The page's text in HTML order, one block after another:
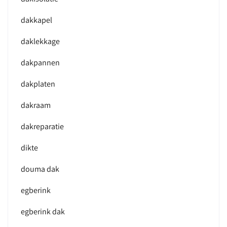
dakkapel
daklekkage
dakpannen
dakplaten
dakraam
dakreparatie
dikte
douma dak
egberink
egberink dak